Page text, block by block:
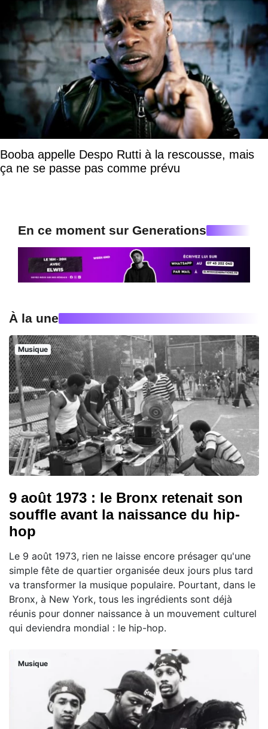
Booba appelle Despo Rutti à la rescousse, mais
ça ne se passe pas comme prévu
En ce moment sur Generations
À la une
Musique
9 août 1973 : le Bronx retenait son
souffle avant la naissance du hip-
hop
Le 9 août 1973, rien ne laisse encore présager qu'une
simple fête de quartier organisée deux jours plus tard
va transformer la musique populaire. Pourtant, dans le
Bronx, à New York, tous les ingrédients sont déjà
réunis pour donner naissance à un mouvement culturel
qui deviendra mondial : le hip-hop.
Musique